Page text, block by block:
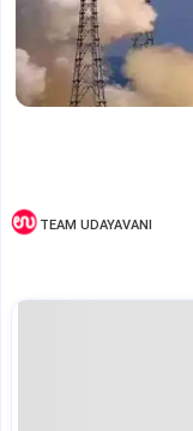
TEAM UDAYAVANI